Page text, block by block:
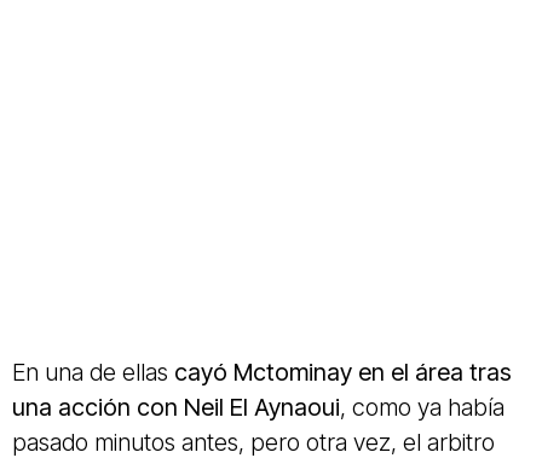
En una de ellas cayó Mctominay en el área tras
una acción con Neil El Aynaoui, como ya había
pasado minutos antes, pero otra vez, el arbitro